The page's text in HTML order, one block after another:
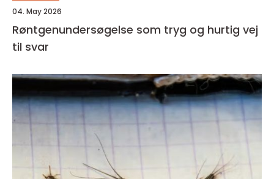
04. May 2026
Røntgenundersøgelse som tryg og hurtig vej
til svar